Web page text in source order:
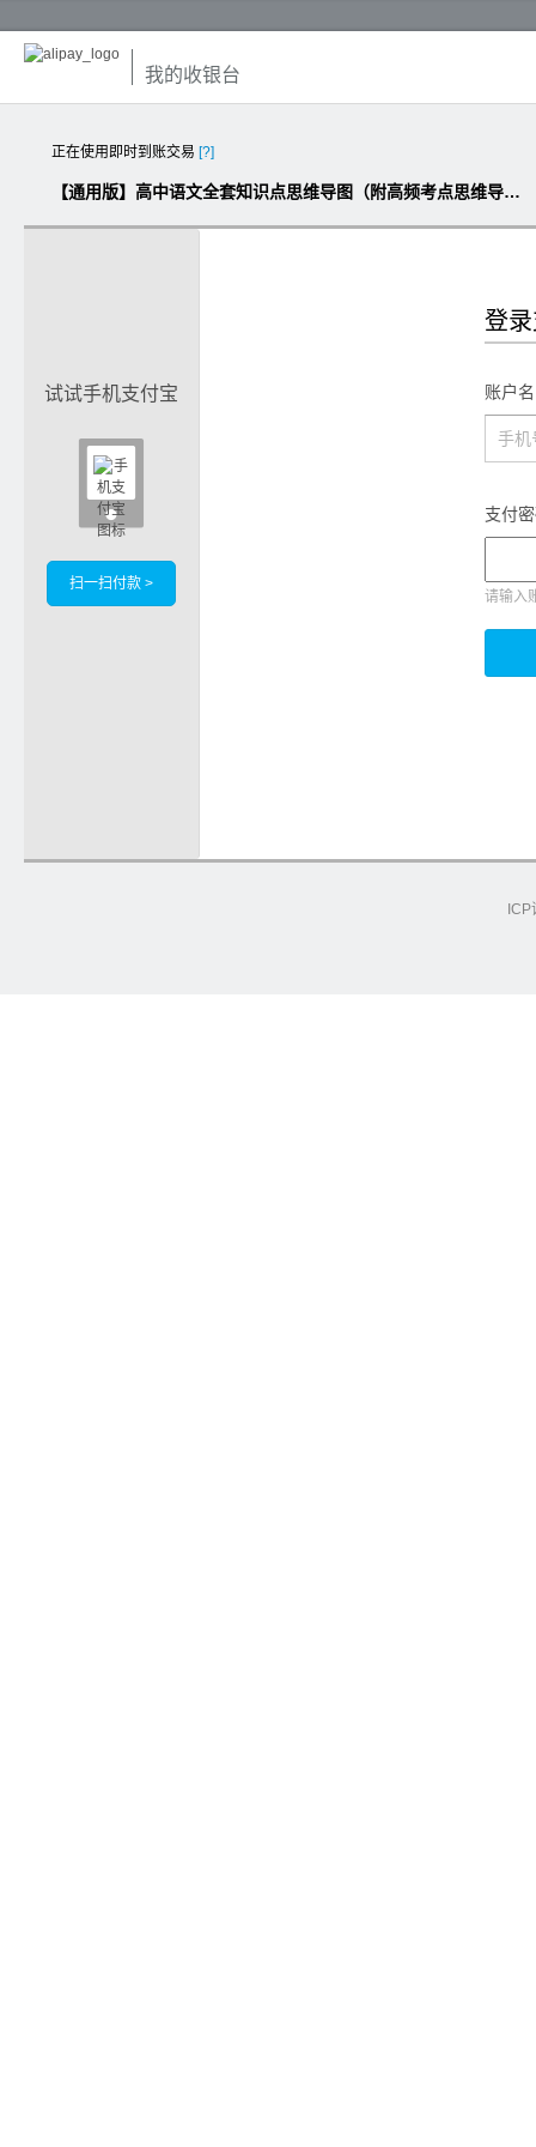
我的收银台
正在使用即时到账交易 [?]
【通用版】高中语文全套知识点思维导图（附高频考点思维导图，PDF高清版，23页）
试试手机支付宝

扫一扫付款 >
登
账户
支付
请输入